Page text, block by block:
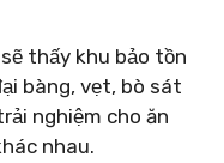
thấy khu bảo tồn
bàng, vẹt, bò sát
nghiệm cho ăn
nhau.